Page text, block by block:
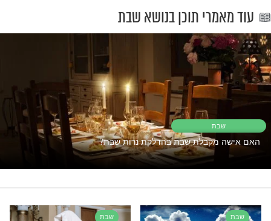
היא צמאה מאוד, יכולה להקל עד צאת
(עי' שבת א רכא, שבת ה שפז. ח''ב קצז. ח''ג
ההדלקה
בהדלקה, טוב שתתפלל מנחה קודם
אך אם לא הספיקה להתפלל, תתפלל לאחר
(שבת א קצ, רכא)
לדבר על שבת בלי שלום בבית, נכון? אם
-נסו את זה >>>